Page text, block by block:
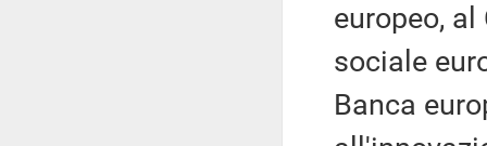
europeo,
sociale
Banca